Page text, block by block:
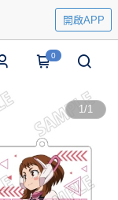
開啟APP
0
1/1